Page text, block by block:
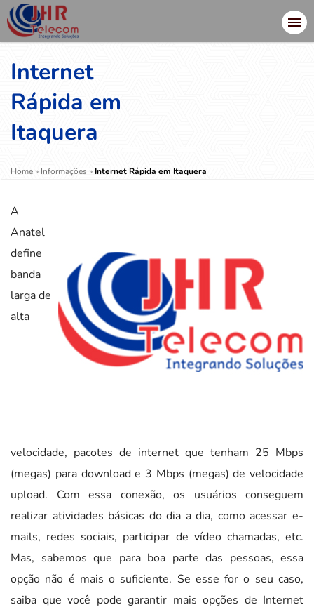
Internet
Rápida em
Itaquera
Home» Informações » Internet Rápida em Itaquera
A
Anatel
define
banda
larga de
alta
velocidade, pacotes de internet que tenham 25 Mbps
(megas) para download e 3 Mbps (megas) de velocidade
upload. Com essa conexão, os usuários conseguem
realizar atividades básicas do dia a dia, como acessar e-
mails, redes sociais, participar de vídeo chamadas, etc.
Mas, sabemos que para boa parte das pessoas, essa
opção não é mais o suficiente. Se esse for o seu caso,
saiba que você pode garantir mais opções de Internet